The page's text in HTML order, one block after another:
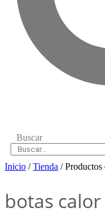
Buscar
Inicio /Tienda / Productos
botas